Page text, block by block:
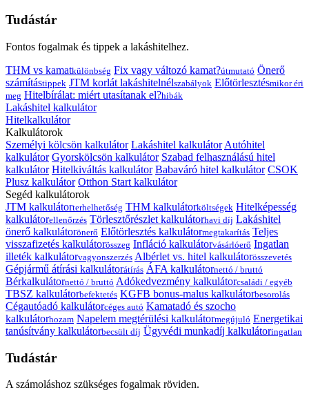
Tudástár
Fontos fogalmak és tippek a lakáshitelhez.
THM vs kamatkülönbség Fix vagy változó kamat?útmutató Önerő
számítástippek JTM korlát lakáshitelnélszabályok Előtörlesztésmikor éri
meg Hitelbírálat: miért utasítanak el?hibák
Lakáshitel kalkulátor
Hitelkalkulátor
Kalkulátorok
Személyi kölcsön kalkulátor Lakáshitel kalkulátor Autóhitel
kalkulátor Gyorskölcsön kalkulátor Szabad felhasználású hitel
kalkulátor Hitelkiváltás kalkulátor Babaváró hitel kalkulátor CSOK
Plusz kalkulátor Otthon Start kalkulátor
Segéd kalkulátorok
JTM kalkulátorterhelhetőség THM kalkulátorköltségek Hitelképesség
kalkulátorellenőrzés Törlesztőrészlet kalkulátorhavi díj Lakáshitel
önerő kalkulátorönerő Előtörlesztés kalkulátormegtakarítás Teljes
visszafizetés kalkulátorösszeg Infláció kalkulátorvásárlóerő Ingatlan
illeték kalkulátorvagyonszerzés Albérlet vs. hitel kalkulátorösszevetés
Gépjármű átírási kalkulátorátírás ÁFA kalkulátornettó / bruttó
Bérkalkulátornettó / bruttó Adókedvezmény kalkulátorcsaládi / egyéb
TBSZ kalkulátorbefektetés KGFB bonus-malus kalkulátorbesorolás
Cégautóadó kalkulátorcéges autó Kamatadó és szocho
kalkulátorhozam Napelem megtérülési kalkulátormegújuló Energetikai
tanúsítvány kalkulátorbecsült díj Ügyvédi munkadíj kalkulátoringatlan
Tudástár
A számoláshoz szükséges fogalmak röviden.